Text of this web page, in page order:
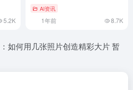
5.2K
AI资讯
1年前 8.7K
如何用几张照片创造精彩大片暂